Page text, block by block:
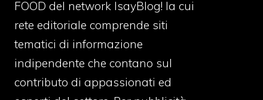
FOOD del network IsayBlog! la cui
rete editoriale comprende siti
tematici di informazione
indipendente che contano sul
contributo di appassionati ed